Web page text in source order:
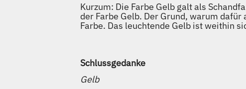
Kurzum: Die Farbe Gelb galt als
der Farbe Gelb. Der Grund, warum
Farbe. Das leuchtende Gelb ist weithin
Schlussgedanke
Gelb